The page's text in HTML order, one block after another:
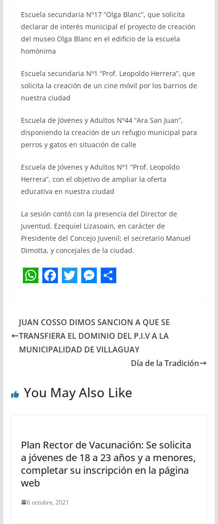
Escuela secundaria Nº17 “Olga Blanc”, que solicita
declarar de interés municipal el proyecto de creación
del museo Olga Blanc en el edificio de la escuela
homónima
Escuela secundaria Nº1 “Prof. Leopoldo Herrera”, que
solicita la creación de un cine móvil por los barrios de
nuestra ciudad
Escuela de Jóvenes y Adultos Nº44 “Ara San Juan”,
disponiendo la creación de un refugio municipal para
perros y gatos en situación de calle
Escuela de Jóvenes y Adultos Nº1 “Prof. Leopoldo
Herrera”, con el objetivo de ampliar la oferta
educativa en nuestra ciudad
La sesión contó con la presencia del Director de
Juventud, Ezequiel Lizasoain, en carácter de
Presidente del Concejo Juvenil; el secretario Manuel
Dimotta, y concejales de la ciudad.
a
t
s
p
p
c
e
b
o
k
i
t
t
s
s
e
g
e
a
r
e
JUAN COSSO DIMOS SANCION A QUE SE
TRANSFIERA EL DOMINIO DEL P.I.V A LA
MUNICIPALIDAD DE VILLAGUAY
Día de la Tradición
You May Also Like
Plan Rector de Vacunación: Se solicita
a jóvenes de 18 a 23 años y a menores,
completar su inscripción en la página
web
6 octubre, 2021